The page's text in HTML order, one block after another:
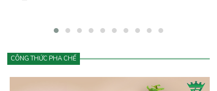
CÔNG THỨC PHA CHẾ